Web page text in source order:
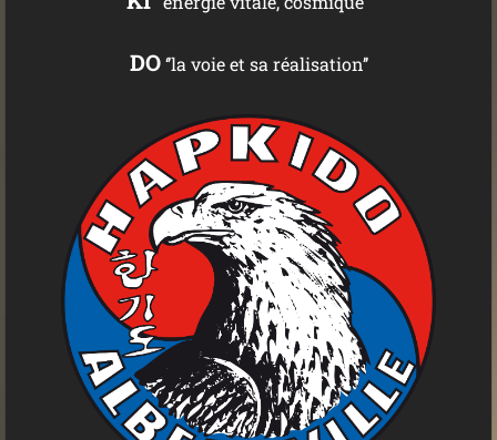
DO‘’la voie et sa réalisation’’